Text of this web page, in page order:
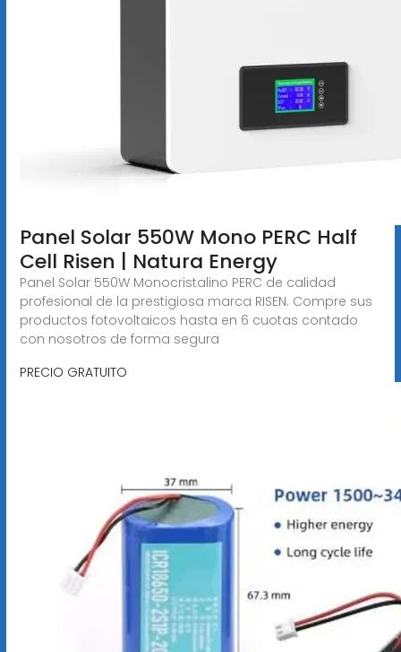
Panel Solar 550W Mono PERC Half
Cell Risen | Natura Energy
Panel Solar 550W Monocristalino PERC de calidad
profesional de la prestigiosa marca RISEN. Compre sus
productos fotovoltaicos hasta en 6 cuotas contado
con nosotros de forma segura
PRECIO GRATUITO